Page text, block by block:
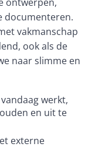
documenteren.
vakmanschap
ook als de
naar slimme en
werkt,
en uit te
externe